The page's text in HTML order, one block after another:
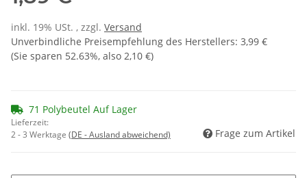
inkl. 19% USt. , zzgl. Versand
Unverbindliche Preisempfehlung des Herstellers: 3,99 €
(Sie sparen 52.63%, also 2,10 €)
71 Polybeutel Auf Lager
Lieferzeit:
2 - 3 Werktage (DE - Ausland abweichend) Frage zum Artikel